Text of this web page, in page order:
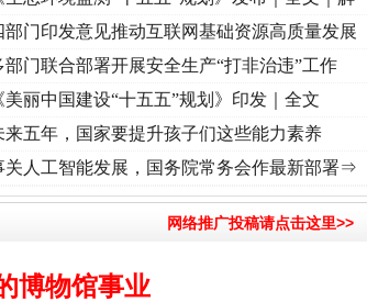
频]牢记初心使命 奋进复兴征程丨“转折之城”激荡..·[视频]
部门印发意见推动互联网基础资源高质量发展
部门联合部署开展安全生产“打非治违”工作
美丽中国建设“十五五”规划》印发｜全文
来五年，国家要提升孩子们这些能力素养
关人工智能发展，国务院常务会作最新部署⇒
网络推广投稿请点击这里>>
博物馆事业